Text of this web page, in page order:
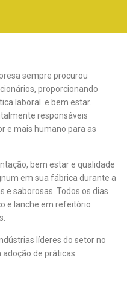
sempre procurou
proporcionando
laboral e bem estar.
responsáveis
e mais humano para as
bem estar e qualidade
em sua fábrica durante a
saborosas. Todos os dias
e lanche em refeitório
líderes do setor no
adoção de práticas